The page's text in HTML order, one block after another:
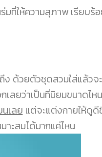
มที่ให้ความสุภาพ เรียบร้
ง ด้วยตัวชุดสวมใส่แล้วจ
ลยว่าเป็นที่นิยมขนาดไห
เลย แต่จะแต่งกายให้ดู
ะสมได้มากแค่ไหน